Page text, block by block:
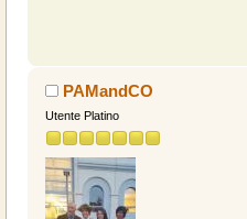
PAMandCO
Utente Platino